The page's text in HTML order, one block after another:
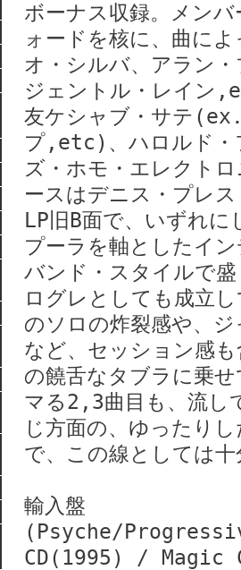
ボーナス収録。メン
ォードを核に、曲に
オ・シルバ、アラン
ジェントル・レイン
友ケシャブ・サテ
プ,etc)、ハロルド・
ズ・ホモ・エレクト
ースはデニス・プレ
LP旧B面で、いずれ
プーラを軸としたイ
バンド・スタイルで
ログレとしても成立
のソロの炸裂感や、
など、セッション感
の饒舌なタブラに乗
マる2,3曲目も、流し
じ方面の、ゆったり
で、この線としては
輸入盤
(Psyche/
CD(1995) / Magic